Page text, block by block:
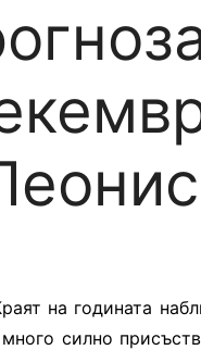
на годината
силно